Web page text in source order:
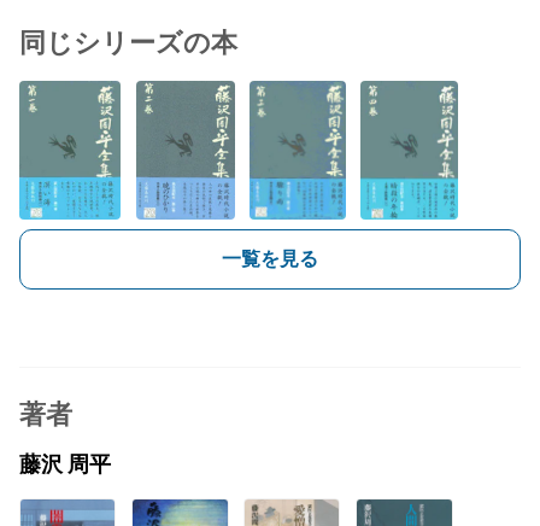
同じシリーズの本
一覧を見る
著者
藤沢 周平